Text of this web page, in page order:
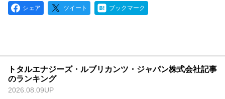
シェア ツイート ブックマーク
トタルエナジーズ・ルブリカンツ・ジャパン株式会社記事
のランキング
2026.08.09UP